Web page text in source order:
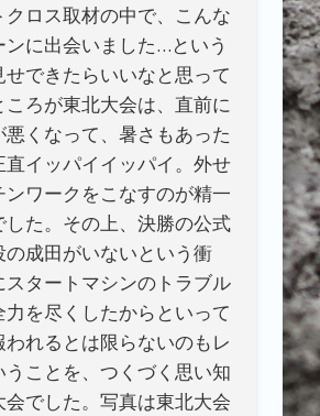
クロス取材の中で、こんな
ンに出会いました…という
できたらいいなと思って
ころが東北大会は、直前に
悪くなって、暑さもあった
直イッパイイッパイ。外せ
ンワークをこなすのが精一
した。その上、決勝の公式
の成田がいないという衝
スタートマシンのトラブル
力を尽くしたからといって
われるとは限らないのもレ
うことを、つくづく思い知
会でした。写真は東北大会